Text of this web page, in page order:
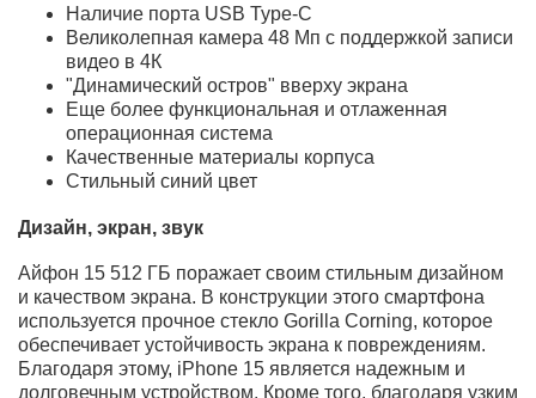
и погрузитесь в мир инноваций и комфорта.
Преимущества
Наличие порта USB Type-C
Великолепная камера 48 Мп с поддержкой
записи видео в 4К
"Динамический остров" вверху экрана
операционная система
Стильный синий цвет